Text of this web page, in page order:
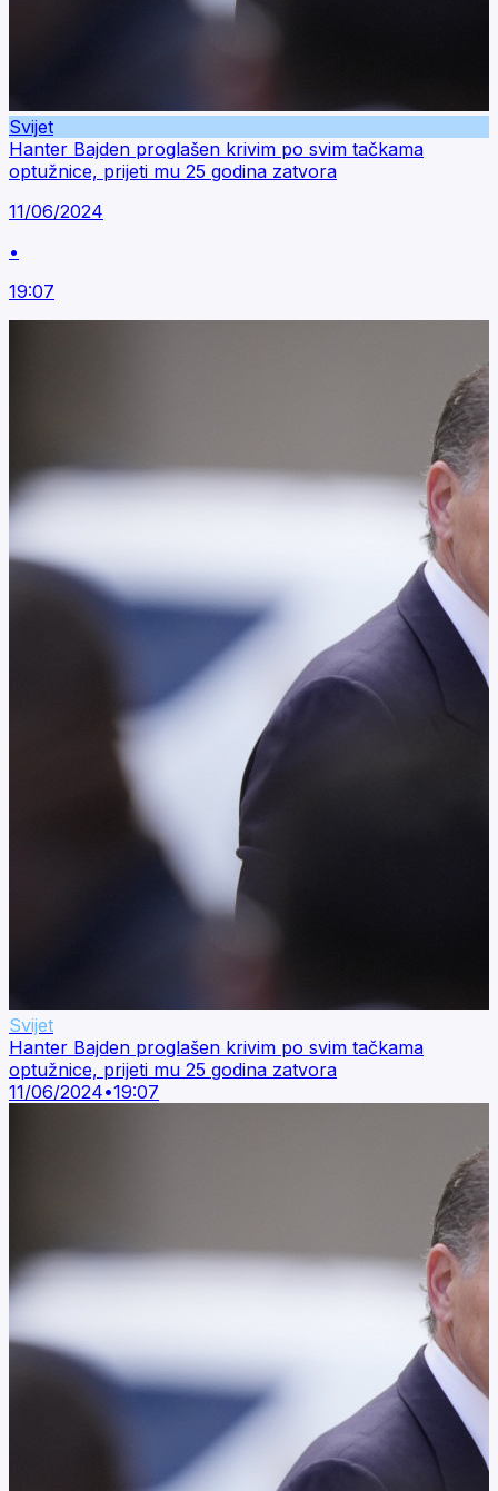
Svijet
Hanter Bajden proglašen krivim po svim tačkama
optužnice, prijeti mu 25 godina zatvora
11/06/2024
•
19:07
Svijet
Hanter Bajden proglašen krivim po svim tačkama
optužnice, prijeti mu 25 godina zatvora
11/06/2024•19:07